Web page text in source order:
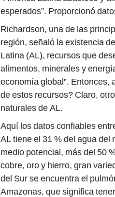
esperados”. Proporcionó
Richardson, una de las
región, señaló la existencia
Latina (AL), recursos que
alimentos, minerales y
economía global”. Entonces,
de estos recursos? Claro,
naturales de AL.
Aquí los datos confiables
AL tiene el 31 % del agua del
medio potencial, más del 50
cobre, oro y hierro, gran
del Sur se encuentra el
Amazonas, que significa